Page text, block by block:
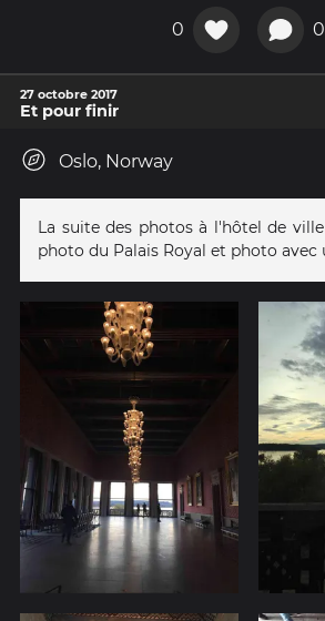
0 0
27 octobre 2017
Et pour finir
Oslo, Norway
La suite des photos à l'hôtel de
photo du Palais Royal et photo avec